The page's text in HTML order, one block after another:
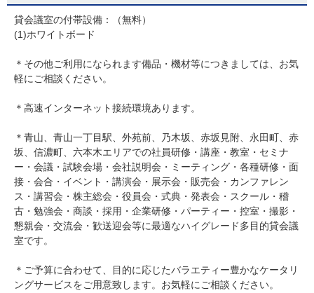
貸会議室の付帯設備：（無料）
(1)ホワイトボード
＊その他ご利用になられます備品・機材等につきましては、お気
軽にご相談ください。
＊高速インターネット接続環境あります。
＊青山、青山一丁目駅、外苑前、乃木坂、赤坂見附、永田町、赤
坂、信濃町、六本木エリアでの社員研修・講座・教室・セミナ
ー・会議・試験会場・会社説明会・ミーティング・各種研修・面
接・会合・イベント・講演会・展示会・販売会・カンファレン
ス・講習会・株主総会・役員会・式典・発表会・スクール・稽
古・勉強会・商談・採用・企業研修・パーティー・控室・撮影・
懇親会・交流会・歓送迎会等に最適なハイグレード多目的貸会議
室です。
＊ご予算に合わせて、目的に応じたバラエティー豊かなケータリ
ングサービスをご用意致します。お気軽にご相談ください。